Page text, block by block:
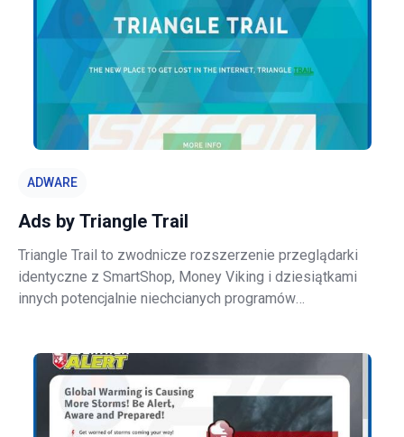
ADWARE
Ads by Triangle Trail
Triangle Trail to zwodnicze rozszerzenie przeglądarki
identyczne z SmartShop, Money Viking i dziesiątkami
innych potencjalnie niechcianych programów
zakupów on-line. - "Jesteśmy pasjonatami poprawy sie